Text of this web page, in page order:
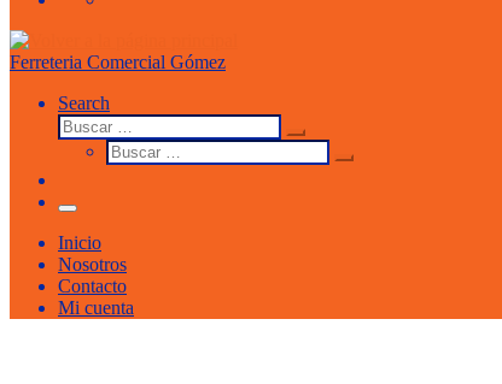
Ferreteria Comercial Gómez
Search
Buscar
Buscar
…
Buscar
Buscar
Menu
Inicio
Nosotros
Contacto
Mi cuenta